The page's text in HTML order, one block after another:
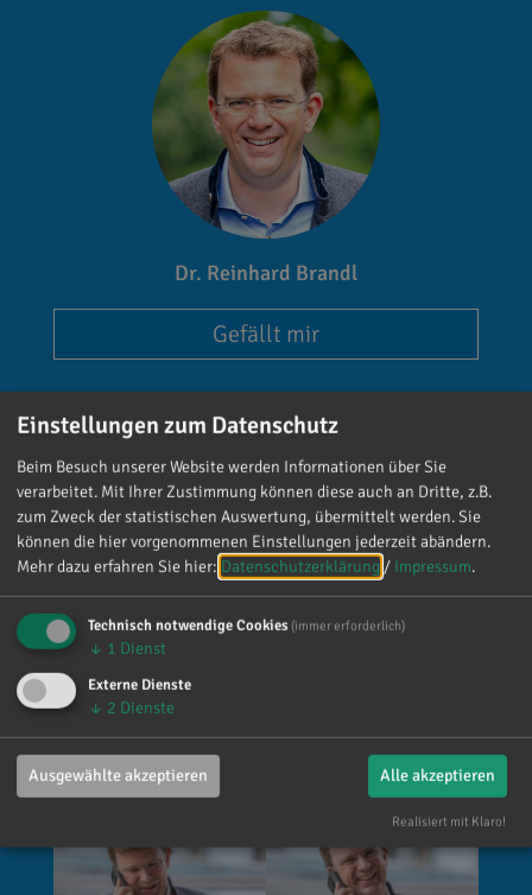
Dr. Reinhard Brandl
Gefällt mir
Reinhard Brandl
vor 4 Tagenvia facebook
„Danke!“ 😊 Vielen Dank für die zahlreichen
vielen lieben Worte. Ich habe mich wirklich
über jede einzelne Aufmerksamkeit gefreut. Es
ist alles andere als selbstverständlich, dass sich
so viele Menschen die Zeit nehmen, an einen zu
Einstellungen zum Datenschutz
Beim Besuch unserer Website werden Informationen über Sie
verarbeitet. Mit Ihrer Zustimmung können diese auch an Dritte, z.B.
zum Zweck der statistischen Auswertung, übermittelt werden. Sie
können die hier vorgenommenen Einstellungen jederzeit abändern.
Mehr dazu erfahren Sie hier: Datenschutzerklärung / Impressum.
Technisch notwendige Cookies (immer erforderlich)
↓ 1 Dienst
Externe Dienste
↓ 2 Dienste
Ausgewählte akzeptieren Alle akzeptieren
Realisiert mit Klaro!